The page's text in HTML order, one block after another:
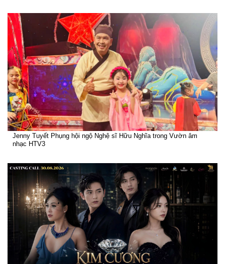
Jenny Tuyết Phụng hội ngộ Nghệ sĩ Hữu Nghĩa trong Vườn âm
nhạc HTV3